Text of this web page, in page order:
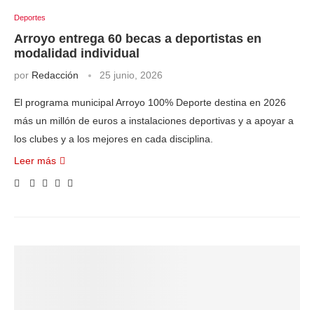
Deportes
Arroyo entrega 60 becas a deportistas en
modalidad individual
por Redacción 25 junio, 2026
El programa municipal Arroyo 100% Deporte destina en 2026
más un millón de euros a instalaciones deportivas y a apoyar a
los clubes y a los mejores en cada disciplina.
Leer más